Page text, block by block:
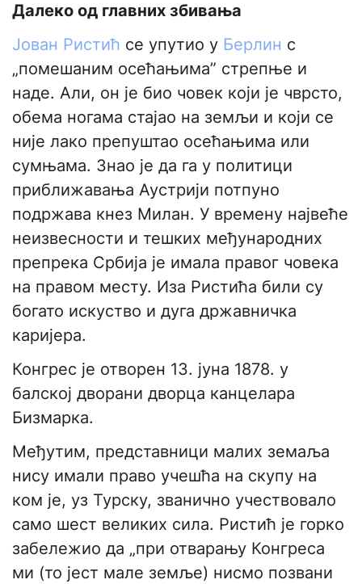
Далеко од главних збивања
Јован Ристић се упутио у Берлин с
„помешаним осећањима” стрепње и
наде. Али, он је био човек који је чврсто,
обема ногама стајао на земљи и који се
није лако препуштао осећањима или
сумњама. Знао је да га у политици
приближавања Аустрији потпуно
подржава кнез Милан. У времену највеће
неизвесности и тешких међународних
препрека Србија је имала правог човека
на правом месту. Иза Ристића били су
богато искуство и дуга државничка
каријера.
Конгрес је отворен 13. јуна 1878. у
балској дворани дворца канцелара
Бизмарка.
Међутим, представници малих земаља
нису имали право учешћа на скупу на
ком је, уз Турску, званично учествовало
само шест великих сила. Ристић је горко
забележио да „при отварању Конгреса
ми (то јест мале земље) нисмо позвани